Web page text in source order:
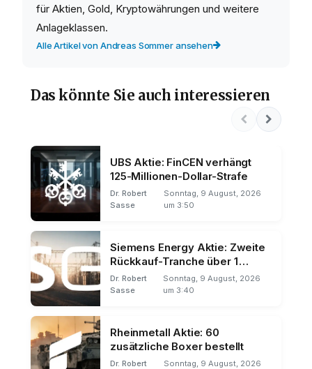
für Aktien, Gold, Kryptowährungen und weitere
Anlageklassen.
Alle Artikel von Andreas Sommer ansehen
Das könnte Sie auch interessieren
UBS Aktie: FinCEN verhängt
125-Millionen-Dollar-Strafe
Dr. Robert
Sasse
Sonntag, 9 August, 2026
um 3:50
Siemens Energy Aktie: Zweite
Rückkauf-Tranche über 1
Milliarde
Dr. Robert
Sasse
Sonntag, 9 August, 2026
um 3:40
Rheinmetall Aktie: 60
zusätzliche Boxer bestellt
Dr. Robert
Sonntag, 9 August, 2026